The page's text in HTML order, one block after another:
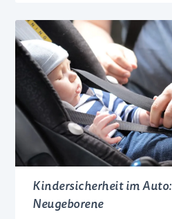
Stillzeit
Kindersicherheit im
Neugeborene